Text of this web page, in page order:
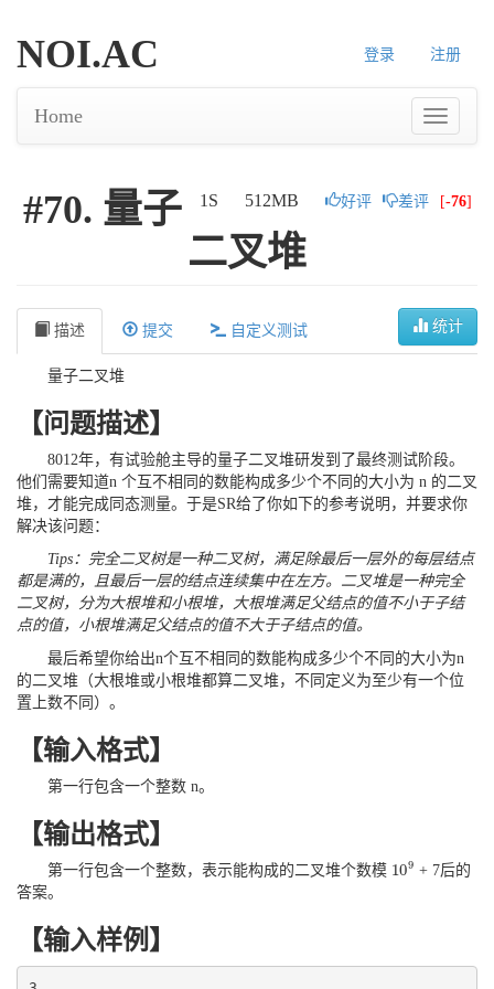
登录 注册
NOI.AC
Home
1S 512MB 好评 差评 [-76]
#70. 量子
二叉堆
统计
描述 提交 自定义测试
量子二叉堆
【问题描述】
8012年，有试验舱主导的量子二叉堆研发到了最终测试阶段。
他们需要知道n 个互不相同的数能构成多少个不同的大小为 n 的二叉
堆，才能完成同态测量。于是SR给了你如下的参考说明，并要求你
解决该问题：
Tips：完全二叉树是一种二叉树，满足除最后一层外的每层结点
都是满的，且最后一层的结点连续集中在左方。二叉堆是一种完全
二叉树，分为大根堆和小根堆，大根堆满足父结点的值不小于子结
点的值，小根堆满足父结点的值不大于子结点的值。
最后希望你给出n个互不相同的数能构成多少个不同的大小为n
的二叉堆（大根堆或小根堆都算二叉堆，不同定义为至少有一个位
置上数不同）。
【输入格式】
第一行包含一个整数 n。
【输出格式】
第一行包含一个整数，表示能构成的二叉堆个数模 109
109 + 7后的
答案。
【输入样例】